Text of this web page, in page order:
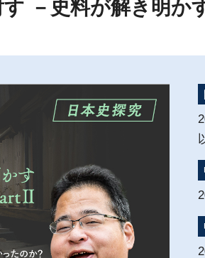
す －史料が解き明か